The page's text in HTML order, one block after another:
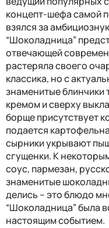
концепт-шефа самой
взялся за
“Шоколадница”
отвечающей
растеряла своего
классика, но с
знаменитые
кремом и сверху
борще присутствует
подается
сырники укрывают
сгущенки. К
соус, пармезан,
знаменитые
делись – это блюдо
“Шоколадница” была
настоящим событием.